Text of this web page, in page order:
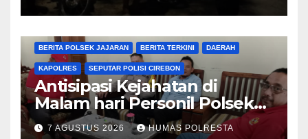
BERITA POLSEK JAJARAN BERITA TERKINI DAERAH
KAPOLRES SEPUTAR POLISI CIREBON
Antisipasi Kejahatan di
Malam hari Personil Polsek
Plered Polresta Cirebon
7 AGUSTUS 2026 HUMAS POLRESTA